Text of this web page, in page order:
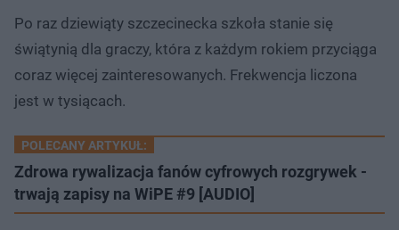
Po raz dziewiąty szczecinecka szkoła stanie się
świątynią dla graczy, która z każdym rokiem przyciąga
coraz więcej zainteresowanych. Frekwencja liczona
jest w tysiącach.
POLECANY ARTYKUŁ:
Zdrowa rywalizacja fanów cyfrowych rozgrywek -
trwają zapisy na WiPE #9 [AUDIO]